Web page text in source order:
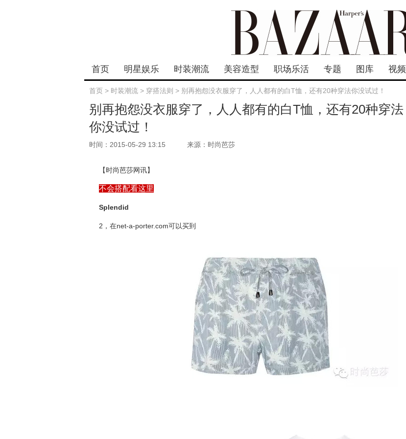
首页 明星娱乐 时装潮流 美容造型 职场乐活 专题 图库 视频
首页 > 时装潮流 > 穿搭法则 > 别再抱怨没衣服穿了，人人都有的白T恤，还有20种穿法你没试过！
别再抱怨没衣服穿了，人人都有的白T恤，还有20种穿法
你没试过！
时间：2015-05-29 13:15 来源：时尚芭莎
【时尚芭莎网讯】
不会搭配看这里
Splendid
2，在net-a-porter.com可以买到